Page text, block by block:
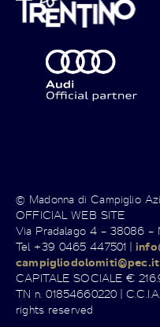
© Madonna di Campiglio
OFFICIAL WEB SITE
Via Pradalago 4 – 38086 –
Tel +39 0465 447501 |
campigliodolomiti@pec.it
CAPITALE SOCIALE €
TN n. 01854660220 |
rights reserved